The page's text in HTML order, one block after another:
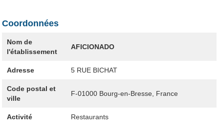
Coordonnées
Nom de
l'établissement
AFICIONADO
Adresse 5 RUE BICHAT
Code postal et
ville
F-01000 Bourg-en-Bresse, France
Activité Restaurants